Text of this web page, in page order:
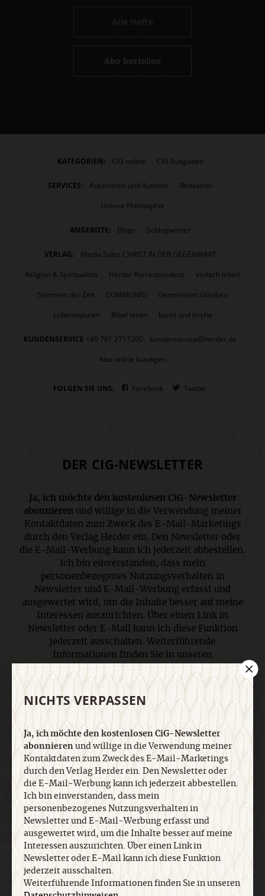
Abo bestellen
KATEGORIEN: CIG online CIG Ausgaben
SERVICES: Autorinnen und Autoren
Redaktion
Unsere Philosophie
ANGEBOTE: Blogs Schlagwörter
VERLAG:
Media Sales CHRIST IN DER GEGENWART
Religion & Spiritualität
Herder Korrespondenz
einfach leben
Stimmen der Zeit
COMMUNIO
Gemeinsam Glauben
Lebensspuren
Bibel lesen kunst und kirche
KUNDENSERVICE +49 761 2717200
kundenservice@herder.de
Abo online kündigen
FOLGEN SIE UNS: Facebook Twitter
DER CIG-NEWSLETTER
Ja, ich möchte den kostenlosen CiG-Newsletter
abonnieren und willige in die Verwendung meiner
Kontaktdaten zum Zweck des E-Mail-Marketings
durch den Verlag Herder ein. Den Newsletter oder
die E-Mail-Werbung kann ich jederzeit abbestellen.
Ich bin einverstanden, dass mein
personenbezogenes Nutzungsverhalten in
Newsletter und E-Mail-Werbung erfasst und
ausgewertet wird, um die Inhalte besser auf meine
Interessen auszurichten. Über einen Link in
Newsletter oder E-Mail kann ich diese Funktion
jederzeit ausschalten. Weiterführende
Informationen finden Sie in unseren
Datenschutzhinweisen.
E-Mail
Jetzt anmelden
AGB und Widerrufsbelehrung
NICHTS VERPASSEN
Ja, ich möchte den kostenlosen CiG-Newsletter
abonnierenund willige in die Verwendung meiner
Kontaktdaten zum Zweck des E-Mail-Marketings
durch den Verlag Herder ein. Den Newsletter oder
die E-Mail-Werbung kann ich jederzeit abbestellen.
Ich bin einverstanden, dass mein
personenbezogenes Nutzungsverhalten in
Newsletter und E-Mail-Werbung erfasst und
ausgewertet wird, um die Inhalte besser auf meine
Interessen auszurichten. Über einen Link in
Newsletter oder E-Mail kann ich diese Funktion
jederzeit ausschalten.
Weiterführende Informationen finden Sie in unseren